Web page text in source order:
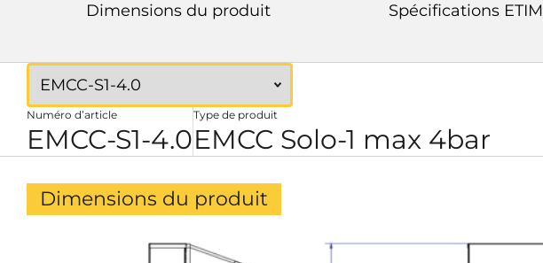
Dimensions du produit Spécifications ETIM
Numéro d’article
EMCC-S1-4.0
Type de produit
EMCC Solo-1 max 4bar
Dimensions du produit